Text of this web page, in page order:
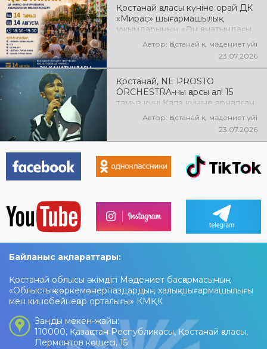
Қостанай қаласы күніне орай ДК
«Мирас» шығармашылық
ұжымдарының «Ән қанатындағы
Қостанай» көшпелі концерті
өтеді! Баршаңызды мерекелік
Автор: Қостанай қ. мәдениет үйі
23.07.2026
Қостанай, NE PROSTO
ORCHESTRA-ны қарсы ал! 15
тамыз күні Қала күніне арналған
мерекелік концертте NE
PROSTO ORCHESTRA өнер
көрсетеді! @ne_prosto_orchestra
Автор: Қостанай қ. мәдениет үйі
23.07.2026
Байланыс ақпараттары:
Қостанай облысы әкімдігі Мәдениет басқармасының
«Облыстық көркемөнерпаздардың халық шығармашылығы
мен кинобейнеқор орталығы» КМҚК
Заңды мекен-жайы:
110000, Қазақстан Республикасы, Қостанай қаласы,
Лермонтов көшесі, 15